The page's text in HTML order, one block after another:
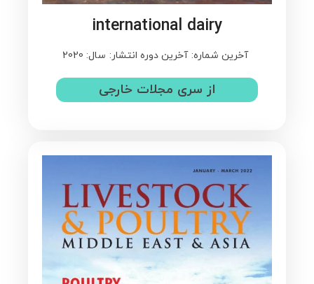
international dairy
آخرین شماره: آخرین دوره انتشار: سال: 2020
از سری مجلات خارجی